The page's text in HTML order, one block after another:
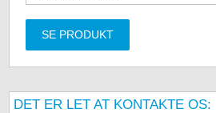
SE PRODUKT
DET ER LET AT KONTAKTE OS: